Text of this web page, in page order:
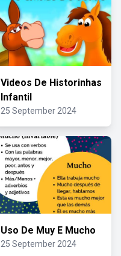
Videos De Historinhas
Infantil
25 September 2024
Uso De Muy E Mucho
25 September 2024